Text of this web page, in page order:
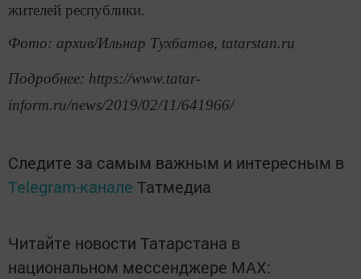
жителей республики.
Фото: архив/Ильнар Тухбатов, tatarstan.ru
Подробнее: https://www.tatar-
inform.ru/news/2019/02/11/641966/
Следите за самым важным и интересным в
Telegram-канале Татмедиа
Читайте новости Татарстана в
национальном мессенджере MАХ: